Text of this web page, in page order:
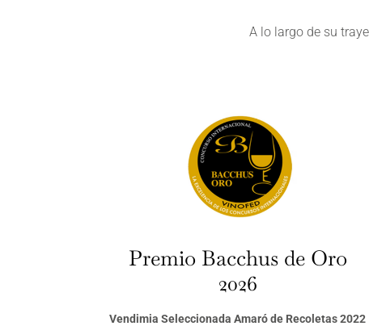
A lo largo de su
Premio Bacchus de Oro
2026
Vendimia Seleccionada Amaró de Recoletas 2022